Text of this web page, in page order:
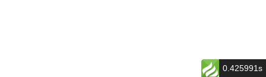
0.425991s